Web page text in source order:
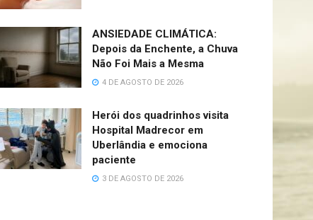
ANSIEDADE CLIMÁTICA:
Depois da Enchente, a Chuva
Não Foi Mais a Mesma
4 DE AGOSTO DE 2026
Herói dos quadrinhos visita
Hospital Madrecor em
Uberlândia e emociona
paciente
3 DE AGOSTO DE 2026